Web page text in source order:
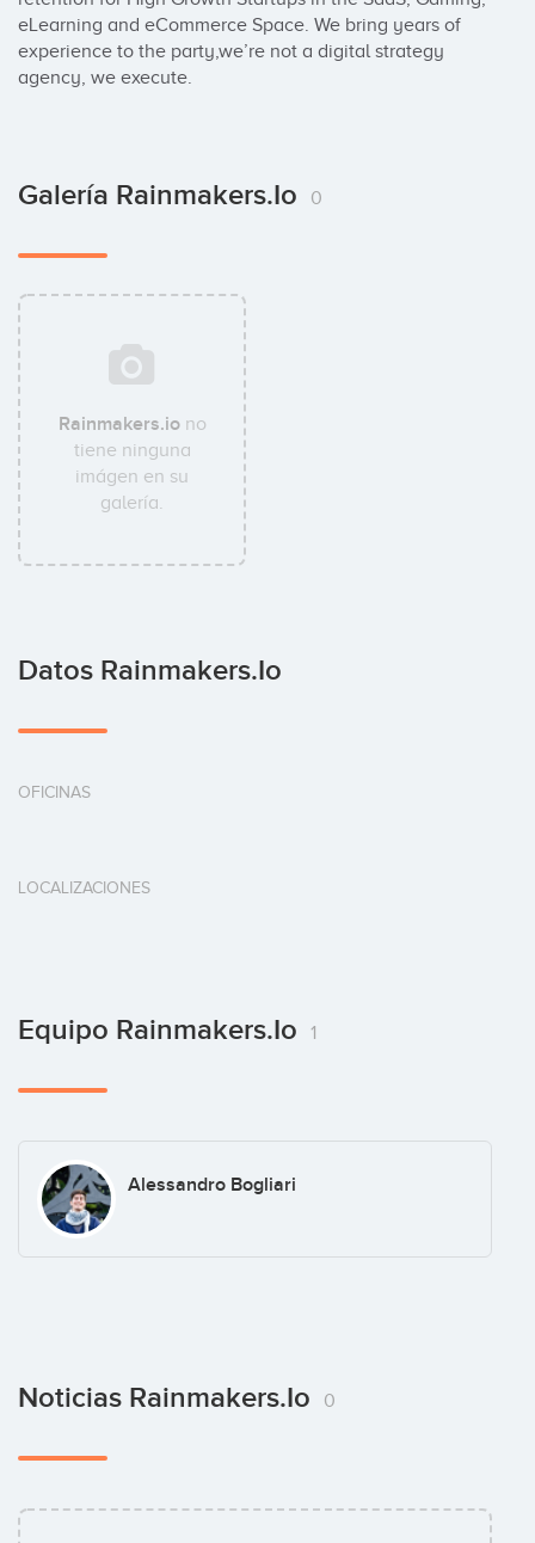
eLearning and eCommerce Space. We bring years of
experience to the party,we’re not a digital strategy
agency, we execute.
Galería Rainmakers.io 0
Rainmakers.iono
tiene ninguna
imágen en su
galería.
Datos Rainmakers.io
OFICINAS
LOCALIZACIONES
Equipo Rainmakers.io 1
Alessandro Bogliari
Noticias Rainmakers.io 0